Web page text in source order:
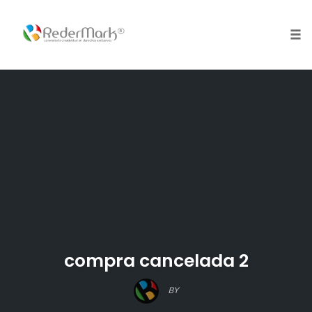
content
compra cancelada 2
BY